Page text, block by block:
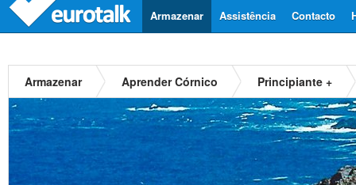
Contacto
Assistência
Armazenar
Armazenar Aprender Córnico Principiante +